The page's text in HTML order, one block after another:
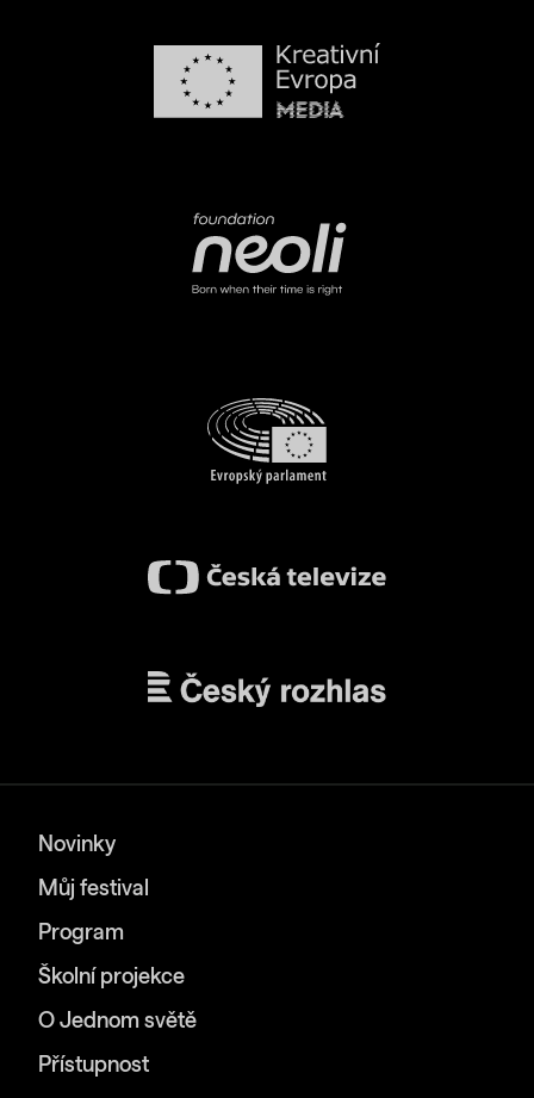
Novinky
Můj festival
Program
Školní projekce
O Jednom světě
Přístupnost